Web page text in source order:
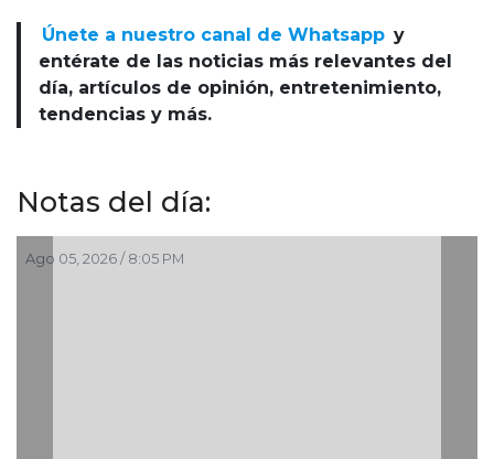
Únete a nuestro canal de Whatsapp y
entérate de las noticias más relevantes del
día, artículos de opinión, entretenimiento,
tendencias y más.
Notas del día:
Ago 05, 2026 / 8:05 PM